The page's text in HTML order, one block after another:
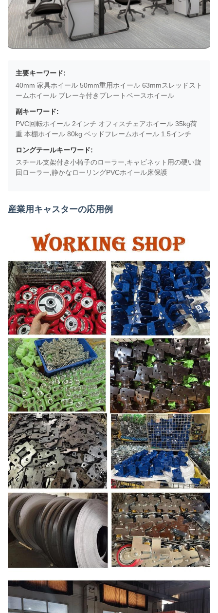
主要キーワード:
40mm 家具ホイール 50mm重用ホイール 63mmスレッドスト
ームホイール ブレーキ付きプレートベースホイール
副キーワード:
PVC回転ホイール 2インチ オフィスチェアホイール 35kg荷
重 本棚ホイール 80kg ベッドフレームホイール 1.5インチ
ロングテールキーワード:
スチール支架付き小椅子のローラー,キャビネット用の硬い旋
回ローラー,静かなローリングPVCホイール床保護
産業用キャスターの応用例